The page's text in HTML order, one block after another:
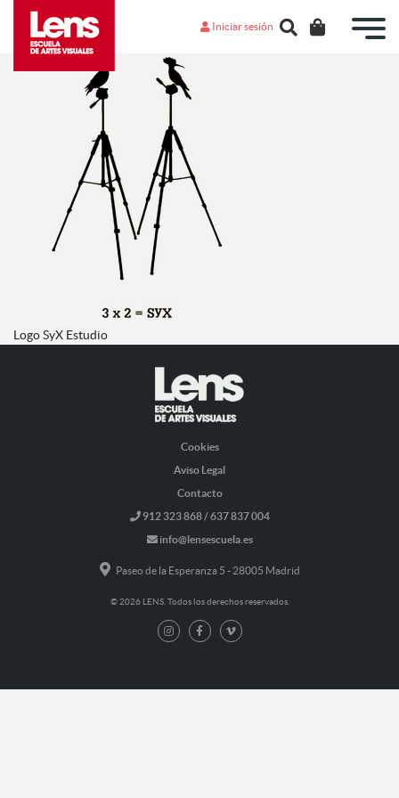
Iniciar sesión
Logo SyX Estudio
Cookies
Aviso Legal
Contacto
912 323 868 / 637 837 004
info@lensescuela.es
Paseo de la Esperanza 5 - 28005 Madrid
© 2026 LENS. Todos los derechos reservados.